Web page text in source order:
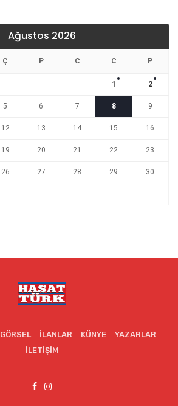
Ağustos 2026
Ç P C C P
1 2
5 6 7 8 9
12 13 14 15 16
19 20 21 22 23
26 27 28 29 30
GÖRSEL İLANLAR KÜNYE
YAZARLAR
İLETIŞIM